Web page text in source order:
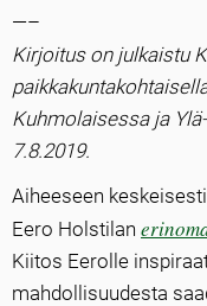
—–
Kirjoitus on julkaistu
Kuhmolaisessa ja
7.8.2019.
Aiheeseen
Eero Holstilan
Kiitos Eerolle
mahdollisuudesta